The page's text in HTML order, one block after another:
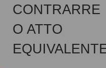
CONTRARRE
O ATTO